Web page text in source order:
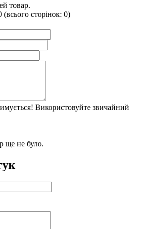
товар.
(всього сторінок: 0)
Використовуйте звичайний
ще не було.